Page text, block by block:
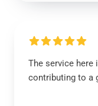
The service here
contributing to a